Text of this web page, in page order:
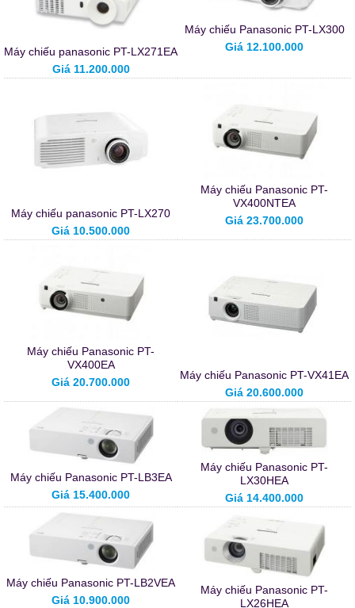
Máy chiếu panasonic PT-LX271EA
Giá 11.200.000
Máy chiếu Panasonic PT-LX300
Giá 12.100.000
Máy chiếu panasonic PT-LX270
Giá 10.500.000
Máy chiếu Panasonic PT-
VX400NTEA
Giá 23.700.000
Máy chiếu Panasonic PT-
VX400EA
Giá 20.700.000
Máy chiếu Panasonic PT-VX41EA
Giá 20.600.000
Máy chiếu Panasonic PT-LB3EA
Giá 15.400.000
Máy chiếu Panasonic PT-
LX30HEA
Giá 14.400.000
Máy chiếu Panasonic PT-LB2VEA
Giá 10.900.000
Máy chiếu Panasonic PT-
LX26HEA